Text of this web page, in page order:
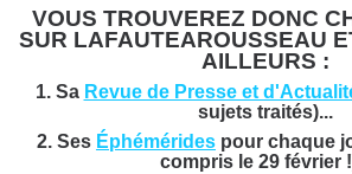
VOUS TROUVEREZ DONC
SUR LAFAUTEAROUSSEAU
AILLEURS :
1. Sa Revue de Presse et
sujets traités)...
2. Ses Éphémérides pour chaque
compris le 29 février